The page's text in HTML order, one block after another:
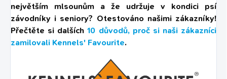
největším mlsounům a že udržuje v kondici psí
závodníky i seniory? Otestováno našimi zákazníky!
Přečtěte si dalších10 důvodů, proč si naši zákazníci
zamilovali Kennels' Favourite.